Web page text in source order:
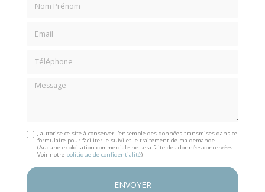
Message
J'autorise ce site à conserver l'ensemble des données transmises dans ce
formulaire pour faciliter le suivi et le traitement de ma demande.
(Aucune exploitation commerciale ne sera faite des données concervées.
Voir notre politique de confidentialité)